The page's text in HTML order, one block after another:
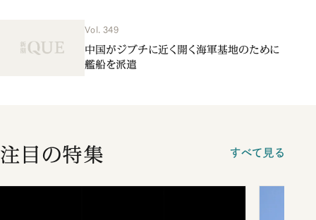
Vol. 349
中国がジブチに近く開く海軍基地のために
艦船を派遣
注目の特集 すべて見る